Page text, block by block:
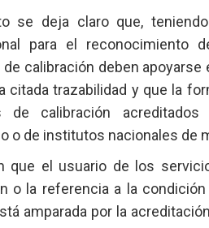
se deja claro que,
para el reconocimiento
calibración deben apoyarse
citada trazabilidad y que la
de calibración
o de institutos nacionales de
que el usuario de los
o la referencia a la
amparada por la